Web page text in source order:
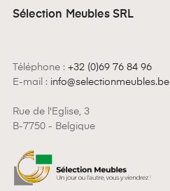
Sélection Meubles SRL
Téléphone : +32 (0)69 76 84 96
E-mail : info@selectionmeubles.be
Rue de l'Eglise, 3
B-7750 - Belgique